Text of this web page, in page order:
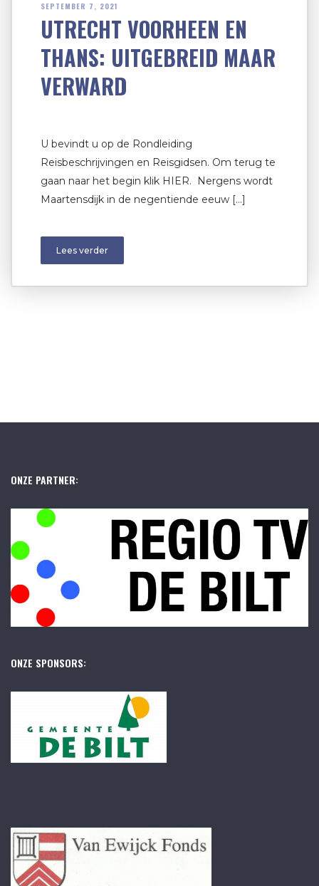
SEPTEMBER 7, 2021
UTRECHT VOORHEEN EN
THANS: UITGEBREID MAAR
VERWARD
U bevindt u op de Rondleiding
Reisbeschrijvingen en Reisgidsen. Om terug te
gaan naar het begin klik HIER. Nergens wordt
Maartensdijk in de negentiende eeuw […]
Lees verder
ONZE PARTNER:
ONZE SPONSORS: